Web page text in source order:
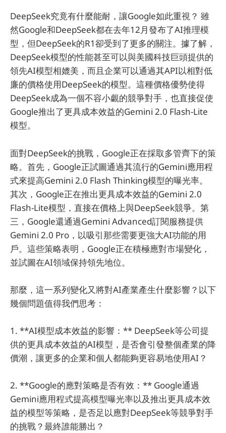
DeepSeek究竟有什麼能耐，讓Google如此重視？ 雖
然Google和DeepSeek都在去年12月發布了AI推理模
型，但DeepSeek的R1卻受到了更多的關注。據了解，
DeepSeek模型的性能甚至可以與美國科技巨頭提供的
領先AI模型相媲美，而且企業可以通過其API以相對低
廉的價格使用DeepSeek的模型。這種價格優勢使得
DeepSeek成為一個不容小覷的競爭對手，也直接促使
Google推出了更具成本效益的Gemini 2.0 Flash-Lite
模型。
面對DeepSeek的挑戰，Google正在採取多管齊下的策
略。首先，Google正試圖通過其流行的Gemini應用程
式來提高Gemini 2.0 Flash Thinking模型的曝光率。
其次，Google正在推出更具成本效益的Gemini 2.0
Flash-Lite模型，直接在價格上與DeepSeek競爭。第
三，Google還通過Gemini Advanced訂閱服務提供
Gemini 2.0 Pro，以吸引那些需要更強大AI功能的用
戶。這些策略表明，Google正在積極應對市場變化，
並試圖在AI領域保持領先地位。
那麼，這一系列變化又將對AI產業產生什麼影響？以下
幾個問題值得我們思考：
1. **AI模型成本效益的影響：** DeepSeek等公司提
供的更具成本效益的AI模型，是否會引發整個產業的降
價潮，讓更多的企業和個人都能夠更容易地使用AI？
2. **Google的應對策略是否有效：** Google通過
Gemini應用程式提高模型曝光率以及推出更具成本效
益的模型等策略，是否足以應對DeepSeek等競爭對手
的挑戰？最終誰能勝出？